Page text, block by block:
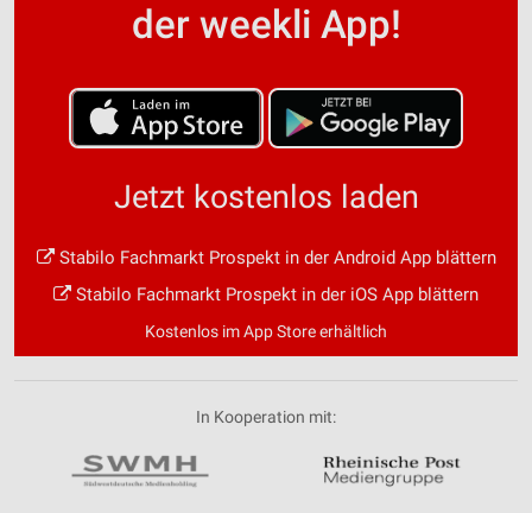
der weekli App!
Jetzt kostenlos laden
Stabilo Fachmarkt Prospekt in der Android App blättern
Stabilo Fachmarkt Prospekt in der iOS App blättern
Kostenlos im App Store erhältlich
In Kooperation mit: